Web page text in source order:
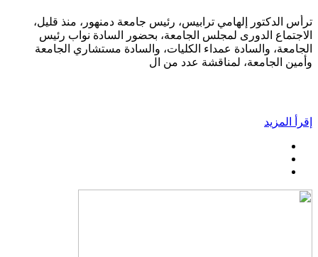
ترأس الدكتور إلهامي ترابيس، رئيس جامعة دمنهور، منذ قليل،
الاجتماع الدورى لمجلس الجامعة، بحضور السادة نواب رئيس
الجامعة، والسادة عمداء الكليات، والسادة مستشاري الجامعة
وأمين الجامعة، لمناقشة عدد من ال
إقرأ المزيد